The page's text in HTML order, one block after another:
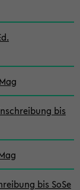
bis
bis SoSe